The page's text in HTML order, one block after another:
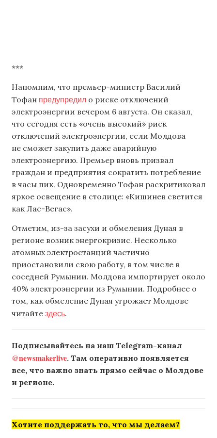
***
Напомним, что премьер-министр Василий
Тофан предупредил о риске отключений
электроэнергии вечером 6 августа. Он сказал,
что сегодня есть «очень высокий» риск
отключений электроэнергии, если Молдова
не сможет закупить даже аварийную
электроэнергию. Премьер вновь призвал
граждан и предприятия сократить потребление
в часы пик. Одновременно Тофан раскритиковал
яркое освещение в столице: «Кишинев светится
как Лас-Вегас».
Отметим, из-за засухи и обмеления Дуная в
регионе возник энергокризис. Несколько
атомных электростанций частично
приостановили свою работу, в том числе в
соседней Румынии. Молдова импортирует около
40% электроэнергии из Румынии. Подробнее о
том, как обмеление Дуная угрожает Молдове
читайте здесь.
Подписывайтесь на наш Telegram-канал
@newsmakerlive. Там оперативно появляется
все, что важно знать прямо сейчас о Молдове
и регионе.
Хотите поддержать то, что мы делаем?